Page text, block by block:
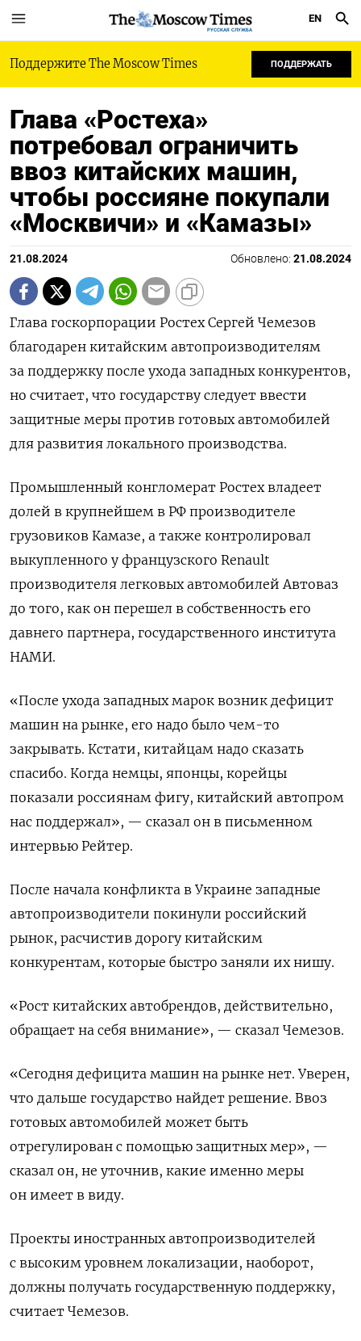
РУССКАЯ СЛУЖБА
EN
Поддержите The Moscow Times ПОДДЕРЖАТЬ
Глава «Ростеха»
потребовал ограничить
ввоз китайских машин,
чтобы россияне покупали
«Москвичи» и «Камазы»
21.08.2024 Обновлено: 21.08.2024
Глава госкорпорации Ростех Сергей Чемезов
благодарен китайским автопроизводителям
за поддержку после ухода западных конкурентов,
но считает, что государству следует ввести
защитные меры против готовых автомобилей
для развития локального производства.
Промышленный конгломерат Ростех владеет
долей в крупнейшем в РФ производителе
грузовиков Камазе, а также контролировал
выкупленного у французского Renault
производителя легковых автомобилей Автоваз
до того, как он перешел в собственность его
давнего партнера, государственного института
НАМИ.
«После ухода западных марок возник дефицит
машин на рынке, его надо было чем-то
закрывать. Кстати, китайцам надо сказать
спасибо. Когда немцы, японцы, корейцы
показали россиянам фигу, китайский автопром
нас поддержал», — сказал он в письменном
интервью Рейтер.
После начала конфликта в Украине западные
автопроизводители покинули российский
рынок, расчистив дорогу китайским
конкурентам, которые быстро заняли их нишу.
«Рост китайских автобрендов, действительно,
обращает на себя внимание», — сказал Чемезов.
«Сегодня дефицита машин на рынке нет. Уверен,
что дальше государство найдет решение. Ввоз
готовых автомобилей может быть
отрегулирован с помощью защитных мер», —
сказал он, не уточнив, какие именно меры
он имеет в виду.
Проекты иностранных автопроизводителей
с высоким уровнем локализации, наоборот,
должны получать государственную поддержку,
считает Чемезов.